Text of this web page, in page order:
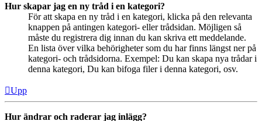
Hur skapar jag en ny tråd i en kategori?
För att skapa en ny tråd i en kategori, klicka på den relevanta
knappen på antingen kategori- eller trådsidan. Möjligen så
måste du registrera dig innan du kan skriva ett meddelande.
En lista över vilka behörigheter som du har finns längst ner på
kategori- och trådsidorna. Exempel: Du kan skapa nya trådar i
denna kategori, Du kan bifoga filer i denna kategori, osv.
Upp
Hur ändrar och raderar jag inlägg?